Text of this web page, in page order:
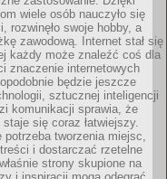
wiele osób nauczyło się
rozwinęło swoje hobby, a
zawodową. Internet stał się
każdy może znaleźć coś dla
znaczenie internetowych
będzie jeszcze
sztucznej inteligencji
komunikacji sprawia, że
się coraz łatwiejszy.
potrzeba tworzenia miejsc,
i dostarczać rzetelne
strony skupione na